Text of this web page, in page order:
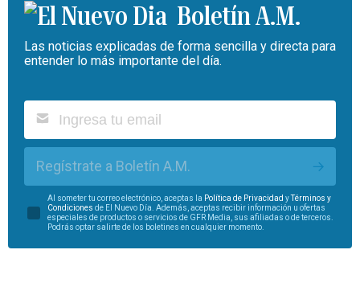
Boletín A.M.
Las noticias explicadas de forma sencilla y directa para
entender lo más importante del día.
Regístrate a Boletín A.M.
Al someter tu correo electrónico, aceptas la Política de Privacidad yTérminos y
Condiciones de El Nuevo Día. Además, aceptas recibir información u ofertas
especiales de productos o servicios de GFR Media, sus afiliadas o de terceros.
Podrás optar salirte de los boletines en cualquier momento.